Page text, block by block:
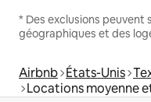
* Des exclusions peuvent
géographiques et des
Airbnb États-Unis
Locations moyenne